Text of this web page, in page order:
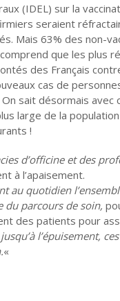
(IDEL) sur la
seraient
Mais 63% des non-
que les plus
des Français
cas de
sait désormais avec
large de la
!
d’officine et des
à l’apaisement.
au quotidien
du parcours de soin,
des patients pour
l’épuisement,
«